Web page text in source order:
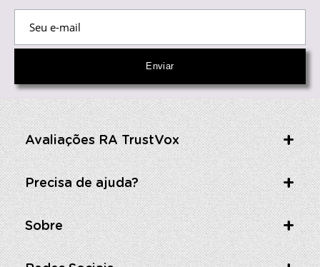
Avaliações RA TrustVox
Precisa de ajuda?
Sobre